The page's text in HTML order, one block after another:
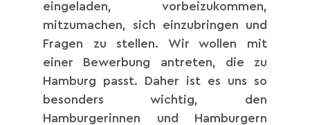
eingeladen, vorbeizukommen,
mitzumachen, sich einzubringen und
Fragen zu stellen. Wir wollen mit
einer Bewerbung antreten, die zu
Hamburg passt. Daher ist es uns so
besonders wichtig, den
Hamburgerinnen und Hamburgern